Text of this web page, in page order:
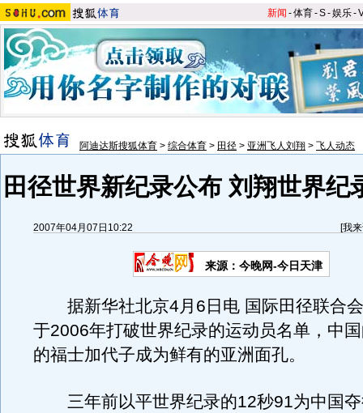
新闻 -体育-S-娱乐-
阿迪达斯搜狐体育 > 综合体育 > 田径 > 亚洲飞人刘翔 > 飞人动态
田径世界新纪录公布 刘翔世界纪
2007年04月07日10:22 [我
来源：今晚网-今日天津
据新华社北京4月6日电 国际田径联合
于2006年打破世界纪录的运动员名单，中
的福士加代子成为鲜有的亚洲面孔。
三年前以平世界纪录的12秒91为中国夺